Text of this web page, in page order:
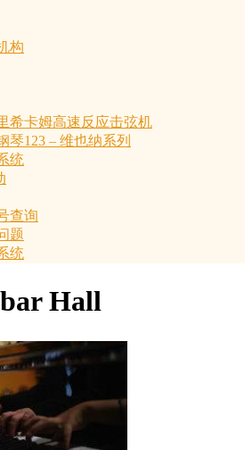
构
希卡姆高速反应击弦机
琴123 – 维也纳系列
统
查询
题
统
Hall